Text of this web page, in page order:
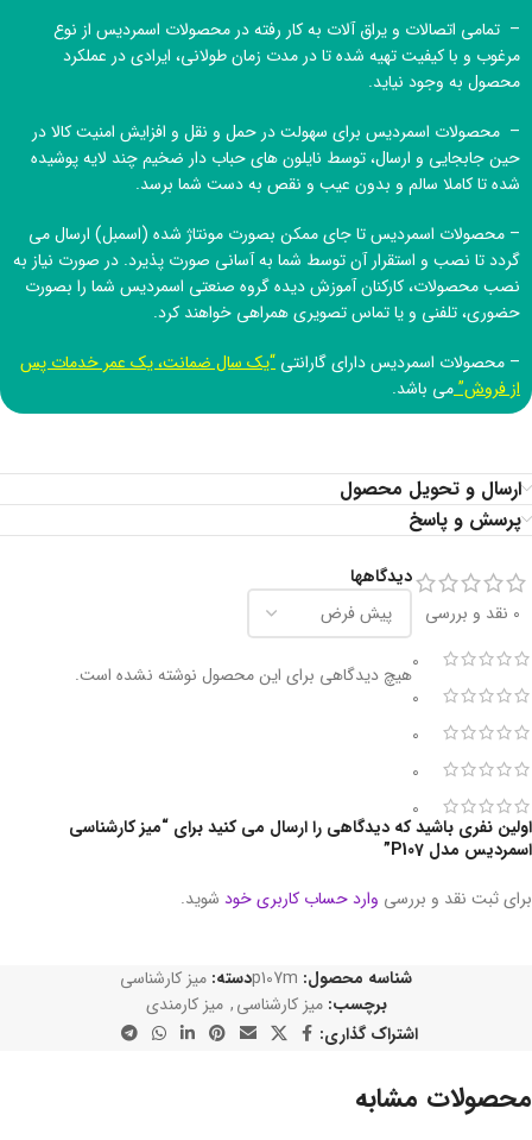
– تمامی اتصالات و یراق آلات به کار رفته در محصولات اسمردیس از نوع
مرغوب و با کیفیت تهیه شده تا در مدت زمان طولانی، ایرادی در عملکرد
محصول به وجود نیاید.
– محصولات اسمردیس برای سهولت در حمل و نقل و افزایش امنیت کالا در
حین جابجایی و ارسال، توسط نایلون های حباب دار ضخیم چند لایه پوشیده
شده تا کاملا سالم و بدون عیب و نقص به دست شما برسد.
– محصولات اسمردیس تا جای ممکن بصورت مونتاژ شده (اسمبل) ارسال می
گردد تا نصب و استقرار آن توسط شما به آسانی صورت پذیرد. در صورت نیاز به
نصب محصولات، کارکنان آموزش دیدهگروه صنعتی اسمردیس شما را بصورت
حضوری، تلفنی و یا تماس تصویری همراهی خواهند کرد.
– محصولات اسمردیس دارای گارانتی “یک سال ضمانت، یک عمر خدمات پس
از فروش”می باشد.
ارسال و تحویل محصول
پرسش و پاسخ
0 نقد و بررسی
0
0
0
0
0
دیدگاهها
هیچ دیدگاهی برای این محصول نوشته نشده است.
اولین نفری باشید که دیدگاهی را ارسال می کنید برای “میز کارشناسی
اسمردیس مدل P107”
برای ثبت نقد و بررسی وارد حساب کاربری خود شوید.
شناسه محصول: p107mدسته: میز کارشناسی
برچسب: میز کارشناسی, میز کارمندی
اشتراک گذاری:
محصولات مشابه